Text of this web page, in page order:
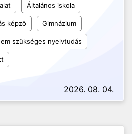
Általános iskola
képző Gimnázium
szükséges nyelvtudás
2026. 08. 04.